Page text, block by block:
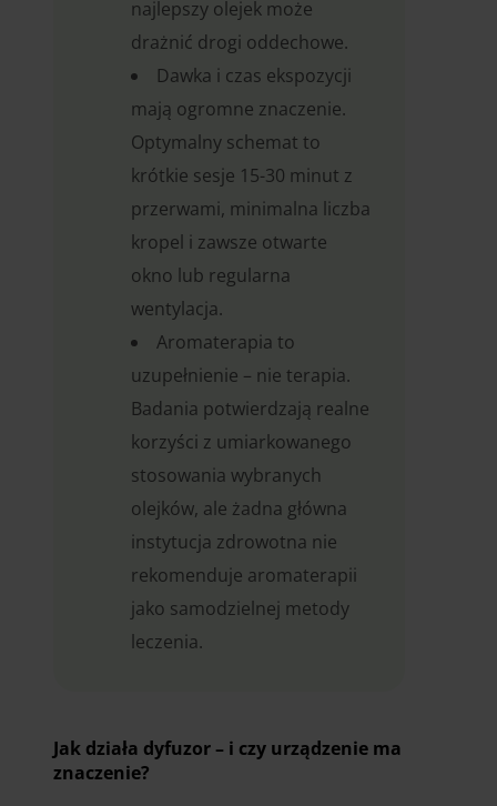
najlepszy olejek może
drażnić drogi oddechowe.
Dawka i czas ekspozycji
mają ogromne znaczenie.
Optymalny schemat to
krótkie sesje 15-30 minut z
przerwami, minimalna liczba
kropel i zawsze otwarte
okno lub regularna
wentylacja.
Aromaterapia to
uzupełnienie – nie terapia.
Badania potwierdzają realne
korzyści z umiarkowanego
stosowania wybranych
olejków, ale żadna główna
instytucja zdrowotna nie
rekomenduje aromaterapii
jako samodzielnej metody
leczenia.
Jak działa dyfuzor – i czy urządzenie ma
znaczenie?